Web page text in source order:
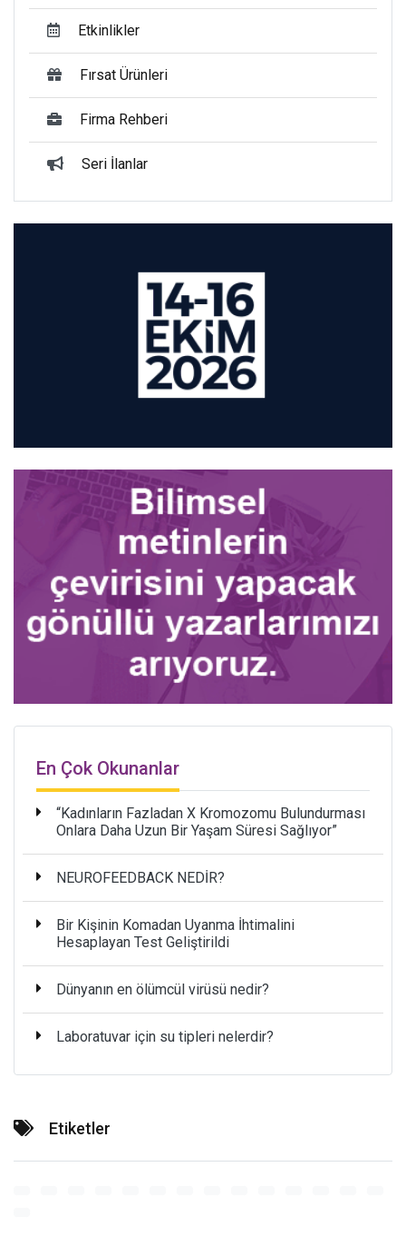
Etkinlikler
Fırsat Ürünleri
Firma Rehberi
Seri İlanlar
En Çok Okunanlar
“Kadınların Fazladan X Kromozomu Bulundurması
Onlara Daha Uzun Bir Yaşam Süresi Sağlıyor”
NEUROFEEDBACK NEDİR?
Bir Kişinin Komadan Uyanma İhtimalini
Hesaplayan Test Geliştirildi
Dünyanın en ölümcül virüsü nedir?
Laboratuvar için su tipleri nelerdir?
Etiketler